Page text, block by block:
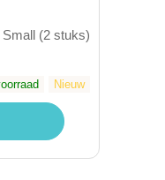
(2 stuks)
Nieuw